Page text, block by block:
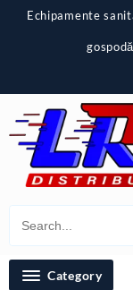
Echipamente
Category